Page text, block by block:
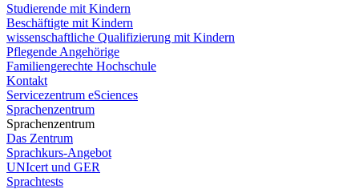
Studierende mit Kindern
Beschäftigte mit Kindern
wissenschaftliche Qualifizierung mit Kindern
Pflegende Angehörige
Familiengerechte Hochschule
Kontakt
Servicezentrum eSciences
Sprachenzentrum
Sprachenzentrum
Das Zentrum
Sprachkurs-Angebot
UNIcert und GER
Sprachtests